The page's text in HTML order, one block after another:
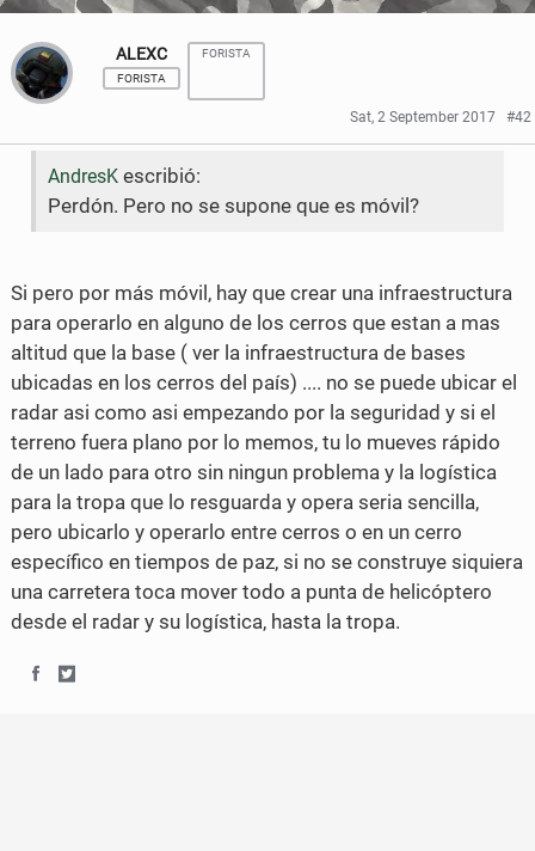
ALEXC
FORISTA
FORISTA
Sat, 2 September 2017 #42
AndresKescribió:
Perdón. Pero no se supone que es móvil?
Si pero por más móvil, hay que crear una infraestructura
para operarlo en alguno de los cerros que estan a mas
altitud que la base ( ver la infraestructura de bases
ubicadas en los cerros del país) .... no se puede ubicar el
radar asi como asi empezando por la seguridad y si el
terreno fuera plano por lo memos, tu lo mueves rápido
de un lado para otro sin ningun problema y la logística
para la tropa que lo resguarda y opera seria sencilla,
pero ubicarlo y operarlo entre cerros o en un cerro
específico en tiempos de paz, si no se construye siquiera
una carretera toca mover todo a punta de helicóptero
desde el radar y su logística, hasta la tropa.